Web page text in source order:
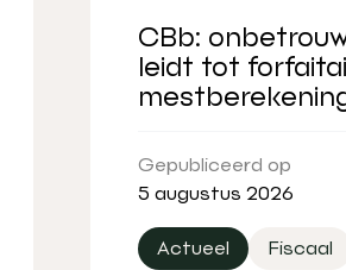
CBb:
leidt tot
Gepubliceerd op
5 augustus 2026
Actueel Fiscaal